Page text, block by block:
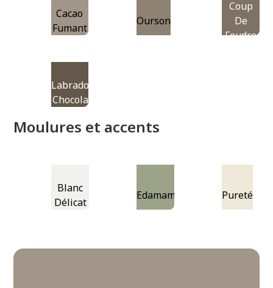
Cacao
Fumant
Ourson
Coup
De
Foudre
Labrador
Chocolat
Moulures et accents
Blanc
Délicat
Edamame Pureté